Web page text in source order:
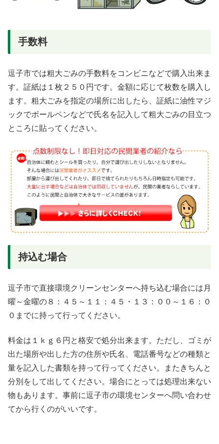
手数料
逗子市では粗大ごみの手数料をコンビニなどで購入出来ま
す。証紙は１枚２５０円です。金額に応じて枚数を購入し
ます。粗大ごみを指定の場所に出したら、証紙に油性マジ
ックでボールペンなどで氏名を記入して粗大ごみの目立つ
ところに貼ってください。
持込む場合
逗子市で直接環境クリーンセンターへ持ち込む場合には月
曜～金曜の８：４５～１１：４５・１３：００～１６：０
０までに持って行ってください。
料金は１ｋｇ６円と格安で処分出来ます。ただし、ゴミが
出た場所や出した方の住所や氏名、電話番号などの種類と
量を記入した書類を持って行ってください。またきちんと
分別をして出してください。場合にとっては処理出来ない
物もあります。事前に逗子市の環境センターへ問い合わせ
てから行くのがいいです。